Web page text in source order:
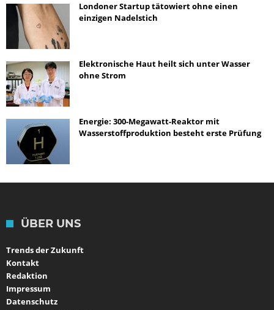
Londoner Startup tätowiert ohne einen
einzigen Nadelstich
Elektronische Haut heilt sich unter Wasser
ohne Strom
Energie: 300-Megawatt-Reaktor mit
Wasserstoffproduktion besteht erste Prüfung
ÜBER UNS
Trends der Zukunft
Kontakt
Redaktion
Impressum
Datenschutz